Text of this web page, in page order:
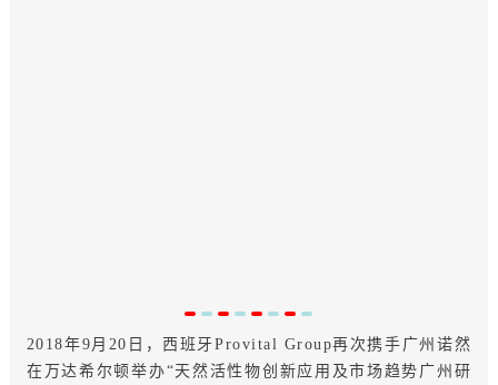
2018年9月20日，西班牙Provital Group再次携手广州诺然
在万达希尔顿举办“天然活性物创新应用及市场趋势广州研